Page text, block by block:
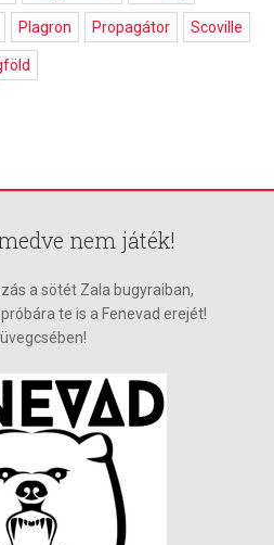
Plagron Propagátor Scoville
nem játék!
a sötét Zala bugyraiban,
te is a Fenevad erejét!